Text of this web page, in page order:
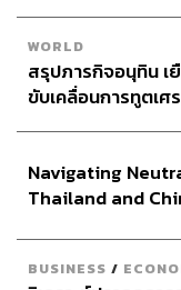
WORLD
สรุปภารกิจอนุทิน เ
ขับเคลื่อนการทูตเศ
Navigating
Thailand and
BUSINESS /